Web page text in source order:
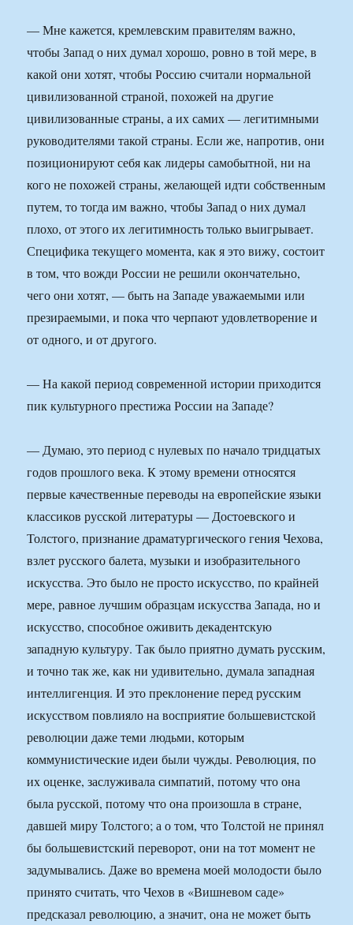
— Мне кажется, кремлевским правителям важно,
чтобы Запад о них думал хорошо, ровно в той мере, в
какой они хотят, чтобы Россию считали нормальной
цивилизованной страной, похожей на другие
цивилизованные страны, а их самих — легитимными
руководителями такой страны. Если же, напротив, они
позиционируют себя как лидеры самобытной, ни на
кого не похожей страны, желающей идти собственным
путем, то тогда им важно, чтобы Запад о них думал
плохо, от этого их легитимность только выигрывает.
Специфика текущего момента, как я это вижу, состоит
в том, что вожди России не решили окончательно,
чего они хотят, — быть на Западе уважаемыми или
презираемыми, и пока что черпают удовлетворение и
от одного, и от другого.
— На какой период современной истории приходится
пик культурного престижа России на Западе?
— Думаю, это период с нулевых по начало тридцатых
годов прошлого века. К этому времени относятся
первые качественные переводы на европейские языки
классиков русской литературы — Достоевского и
Толстого, признание драматургического гения Чехова,
взлет русского балета, музыки и изобразительного
искусства. Это было не просто искусство, по крайней
мере, равное лучшим образцам искусства Запада, но и
искусство, способное оживить декадентскую
западную культуру. Так было приятно думать русским,
и точно так же, как ни удивительно, думала западная
интеллигенция. И это преклонение перед русским
искусством повлияло на восприятие большевистской
революции даже теми людьми, которым
коммунистические идеи были чужды. Революция, по
их оценке, заслуживала симпатий, потому что она
была русской, потому что она произошла в стране,
давшей миру Толстого; а о том, что Толстой не принял
бы большевистский переворот, они на тот момент не
задумывались. Даже во времена моей молодости было
принято считать, что Чехов в «Вишневом саде»
предсказал революцию, а значит, она не может быть